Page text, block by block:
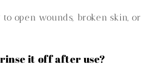
to open wounds, broken skin, or
it off after use?